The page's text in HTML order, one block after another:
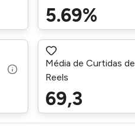
5.69%
Média de Curtidas de
Reels
69,3